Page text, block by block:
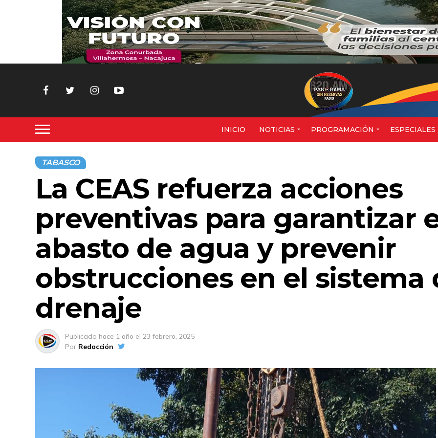
620AM
INICIO NOTICIAS PROGRAMACIÓN ESPECIALES
TABASCO
La CEAS refuerza acciones
preventivas para garantizar
abasto de agua y prevenir
obstrucciones en el sistema
drenaje
Publicado hace 1 año el 23 febrero, 2025
Por Redacción